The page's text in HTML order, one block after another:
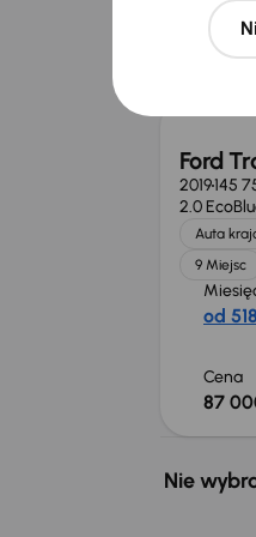
80
Ford
2019145
2.0
Auta
9 Miejsc
od
Cena
87
Nie